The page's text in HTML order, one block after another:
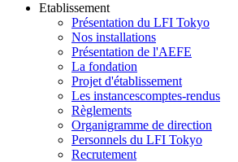
Etablissement
Présentation du LFI Tokyo
Nos installations
Présentation de l'AEFE
La fondation
Projet d'établissement
Les instancescomptes-rendus
Règlements
Organigramme de direction
Personnels du LFI Tokyo
Recrutement